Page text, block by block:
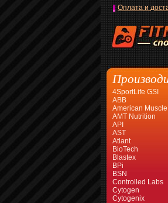
Оплата и
4SportLife GSI
ABB
American Muscle
AMT Nutrition
API
AST
Atlant
BioTech
Blastex
BPi
BSN
Controlled Labs
Cytogen
Cytogenix